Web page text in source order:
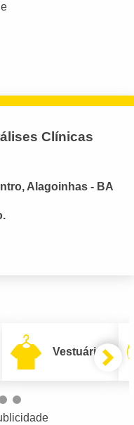
Clínicas
Alagoinhas - BA
Vestuário